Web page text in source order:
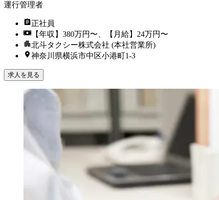
運行管理者
正社員
【年収】380万円〜、【月給】24万円〜
北斗タクシー株式会社 (本社営業所)
神奈川県横浜市中区小港町1-3
求人を見る